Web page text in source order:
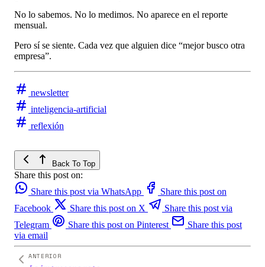
No lo sabemos. No lo medimos. No aparece en el reporte
mensual.
Pero sí se siente. Cada vez que alguien dice “mejor busco otra
empresa”.
newsletter
inteligencia-artificial
reflexión
Back To Top
Share this post on:
Share this post via WhatsApp
Share this post on
Facebook
Share this post on X
Share this post via
Telegram
Share this post on Pinterest
Share this post
via email
ANTERIOR